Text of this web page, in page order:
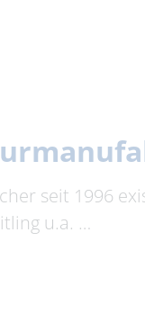
seit 1996
u.a. …